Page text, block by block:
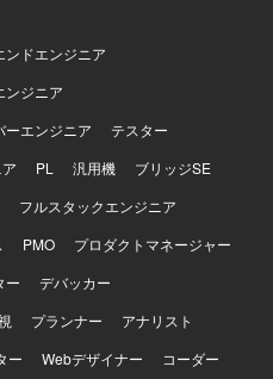
】 比
ブなインフラやネットワー
経験でき、実践的なプロジ
深めることができます。ク
モダンな技術スタックを実
不動産テック分野でのデー
る機会も想定されていま
などのIaCツール、Ansible
、Dockerおよびコンテナ関
開発・運用を行います。
ンドエンジニア
ンジニア
ーエンジニア
テスター
PL 汎用機
ブリッジSE
フルスタックエンジニア
PMO
プロダクトマネージャー
ー
デバッカー
プランナー
アナリスト
ー Webデザイナー
コーダー